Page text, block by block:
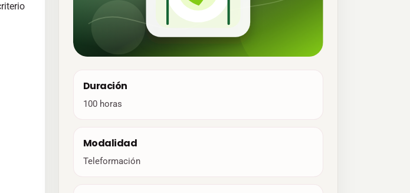
Duración
100 horas
Modalidad
Teleformación